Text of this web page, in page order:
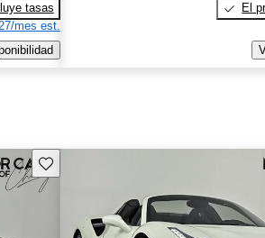
tasas
mes est.
El
Guarda este Aviso